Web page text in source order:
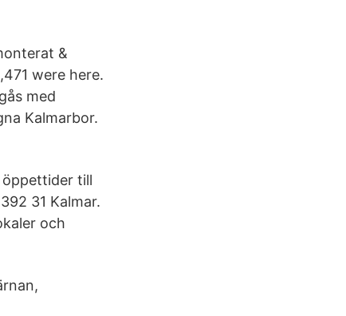
&
were here.
med
Kalmarbor.
till
31 Kalmar.
och